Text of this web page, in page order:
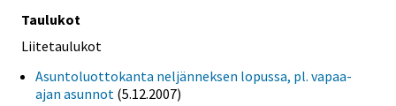
Taulukot
Liitetaulukot
Asuntoluottokanta neljänneksen lopussa, pl. vapaa-
ajan asunnot (5.12.2007)